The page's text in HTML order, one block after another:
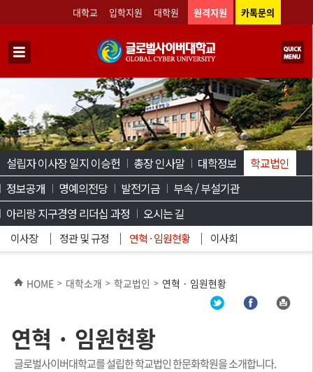
대학교 입학지원 대학원 원격지원 카톡문의
설립자 이사장 일지 이승헌 총장 인사말 대학정보 학교법인
이사장 정관 및 규정 연혁 · 임원현황 이사회
정보공개 명예의전당 발전기금
부속 / 부설기관
아리랑 지구경영 리더십 과정
오시는 길
HOME > 대학소개 > 학교법인 > 연혁 · 임원현황
연혁 · 임원현황
글로벌사이버대학교를 설립한 학교법인 한문화학원을 소개합니다.